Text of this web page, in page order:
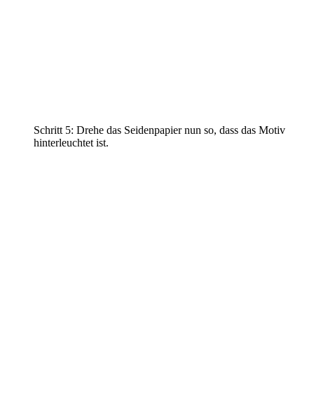
Schritt 5: Drehe das Seidenpapier nun so, dass das Motiv
hinterleuchtet ist.